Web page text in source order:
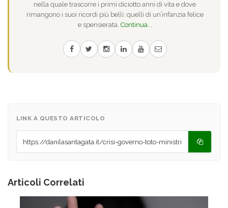
nella quale trascorre i primi diciotto anni di vita e dove
rimangono i suoi ricordi più belli: quelli di un’infanzia felice
e spensierata. Continua...
LINK A QUESTO ARTICOLO
Articoli Correlati